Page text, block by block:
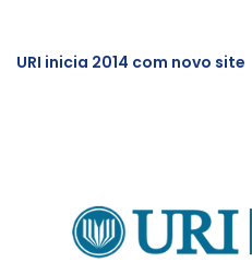
URI inicia 2014 com novo site